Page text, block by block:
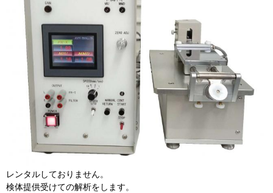
レンタルしておりません。
検体提供受けての解析をします。